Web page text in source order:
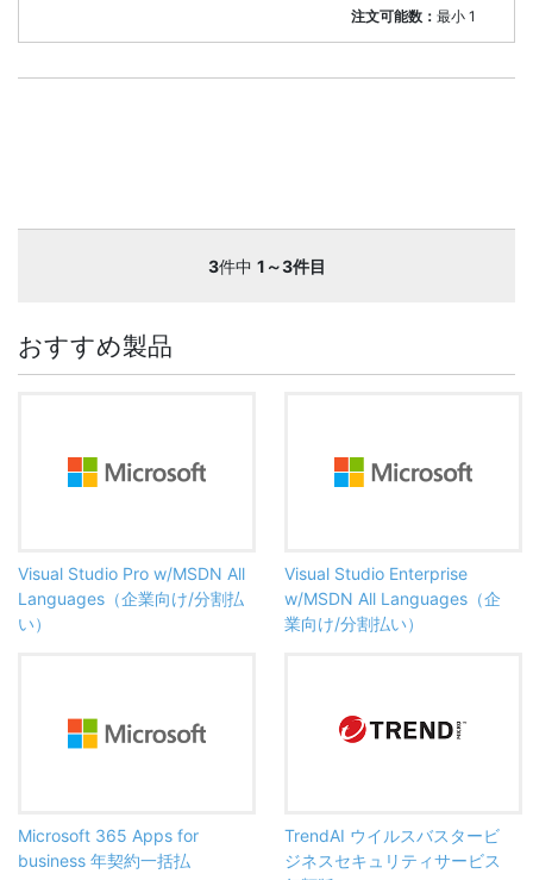
注文可能数：最小 1
3件中 1～3件目
おすすめ製品
Visual Studio Pro w/MSDN All
Languages（企業向け/分割払
い）
Visual Studio Enterprise
w/MSDN All Languages（企
業向け/分割払い）
Microsoft 365 Apps for
business 年契約一括払
TrendAI ウイルスバスタービ
ジネスセキュリティサービス